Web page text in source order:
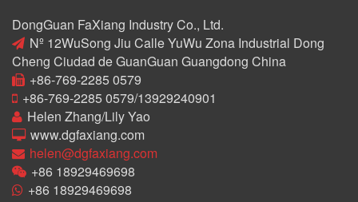
DongGuan FaXiang Industry Co., Ltd.
Nº 12WuSong Jiu Calle YuWu Zona Industrial Dong
Cheng Ciudad de GuanGuan Guangdong China
+86-769-2285 0579
+86-769-2285 0579/13929240901
Helen Zhang/Lily Yao
www.dgfaxiang.com
helen@dgfaxiang.com
+86 18929469698
+86 18929469698